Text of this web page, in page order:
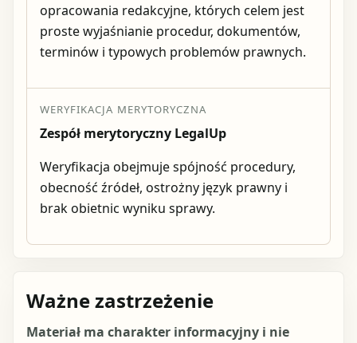
opracowania redakcyjne, których celem jest
proste wyjaśnianie procedur, dokumentów,
terminów i typowych problemów prawnych.
WERYFIKACJA MERYTORYCZNA
Zespół merytoryczny LegalUp
Weryfikacja obejmuje spójność procedury,
obecność źródeł, ostrożny język prawny i
brak obietnic wyniku sprawy.
Ważne zastrzeżenie
Materiał ma charakter informacyjny i nie